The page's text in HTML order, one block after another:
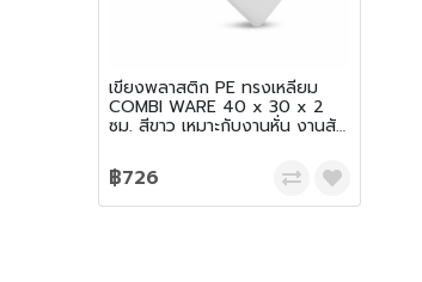
เขียงพลาสติก PE ทรงเหลี่ยม
COMBI WARE 40 x 30 x 2
ซม. สีขาว เหมาะกับงานหั่น งานสับ
฿726